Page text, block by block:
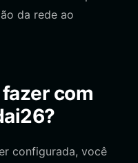
da rede ao
com
configurada, você